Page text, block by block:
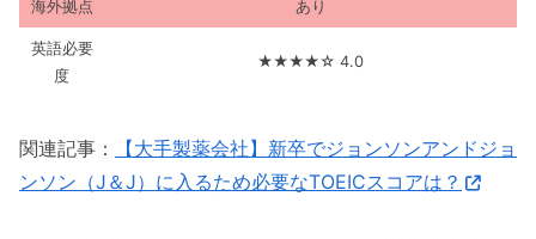
海外拠点 あり
英語必要
度
★★★★☆ 4.0
関連記事：
【大手製薬会社】新卒でジョンソンアンドジョ
ンソン（J＆J）に入るため必要なTOEICスコアは？